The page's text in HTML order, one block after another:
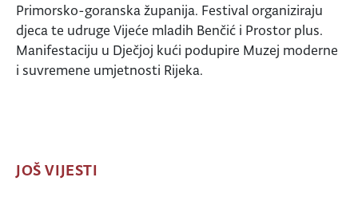
Primorsko-goranska županija. Festival organiziraju
djeca te udruge Vijeće mladih Benčić i Prostor plus.
Manifestaciju u Dječjoj kući podupire Muzej moderne
i suvremene umjetnosti Rijeka.
JOŠ VIJESTI